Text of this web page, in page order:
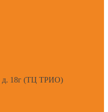
д. 18г (ТЦ ТРИО)